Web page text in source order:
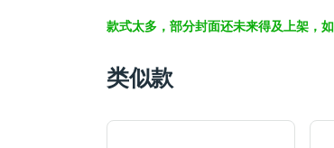
款式太多，部分封面还未来得及上架，
类似款